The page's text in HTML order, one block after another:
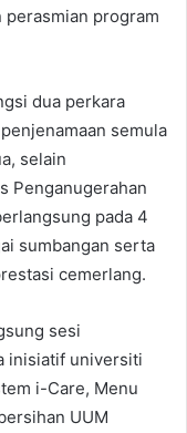
perasmian program
dua perkara
semula
selain
Penganugerahan
pada 4
sumbangan serta
cemerlang.
sesi
inisiatif universiti
i-Care, Menu
UUM